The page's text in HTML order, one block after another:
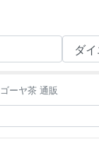
ゴーヤ茶 通販